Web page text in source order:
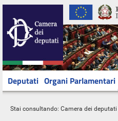
Deputati Organi Parlamentari
Stai consultando: Camera dei deputati